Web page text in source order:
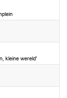
kleine wereld'